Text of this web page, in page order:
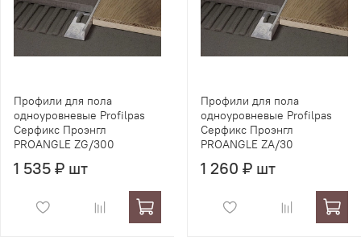
Профили для пола
одноуровневые Profilpas
Серфикс Проэнгл
PROANGLE ZG/300
1 535 ₽ шт
Профили для пола
одноуровневые Profilpas
Серфикс Проэнгл
PROANGLE ZA/30
1 260 ₽ шт